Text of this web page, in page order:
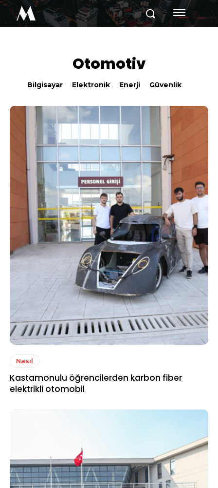
M
Otomotiv
Bilgisayar Elektronik Enerji Güvenlik
Nasıl
Kastamonulu öğrencilerden karbon fiber
elektrikli otomobil